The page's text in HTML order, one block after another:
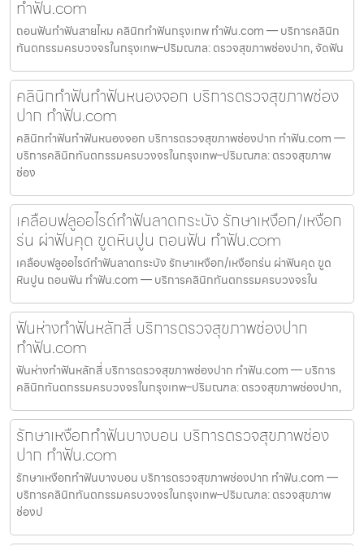
ทำฟัน.com
ถอนฟันทำฟันสายไหม คลินิกทำฟันกรุงเทพ ทำฟัน.com — บริการคลินิก
ทันตกรรมครบวงจรในกรุงเทพ–ปริมณฑล: ตรวจสุขภาพช่องปาก, จัดฟัน
คลินิกทำฟันทำฟันหนองจอก บริการตรวจสุขภาพช่อง
ปาก ทำฟัน.com
คลินิกทำฟันทำฟันหนองจอก บริการตรวจสุขภาพช่องปาก ทำฟัน.com —
บริการคลินิกทันตกรรมครบวงจรในกรุงเทพ–ปริมณฑล: ตรวจสุขภาพ
ช่อง
เคลือบฟลูออไรด์ทำฟันลาดกระบัง รักษาเหงือก/เหงือก
ร่น ผ่าฟันคุด ขูดหินปูน ถอนฟัน ทำฟัน.com
เคลือบฟลูออไรด์ทำฟันลาดกระบัง รักษาเหงือก/เหงือกร่น ผ่าฟันคุด ขูด
หินปูน ถอนฟัน ทำฟัน.com — บริการคลินิกทันตกรรมครบวงจรใน
ฟันห่างทำฟันหลักสี่ บริการตรวจสุขภาพช่องปาก
ทำฟัน.com
ฟันห่างทำฟันหลักสี่ บริการตรวจสุขภาพช่องปาก ทำฟัน.com — บริการ
คลินิกทันตกรรมครบวงจรในกรุงเทพ–ปริมณฑล: ตรวจสุขภาพช่องปาก,
รักษาเหงือกทำฟันบางบอน บริการตรวจสุขภาพช่อง
ปาก ทำฟัน.com
รักษาเหงือกทำฟันบางบอน บริการตรวจสุขภาพช่องปาก ทำฟัน.com —
บริการคลินิกทันตกรรมครบวงจรในกรุงเทพ–ปริมณฑล: ตรวจสุขภาพ
ช่องป